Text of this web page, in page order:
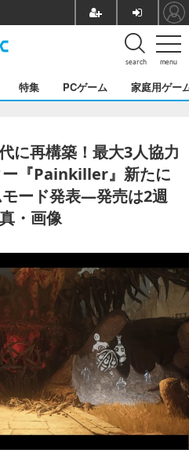
menu
search
特集 PCゲーム 家庭用ゲー
に再構築！最大3人協力
ー『Painkiller』新たに
ード発表―発売は2週
・画像